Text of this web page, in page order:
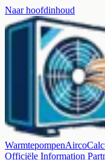
Naar hoofdinhoud
WarmtepompenAirco
Officiële Information